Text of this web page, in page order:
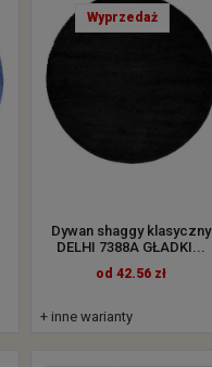
Wyprzedaż
Dywan shaggy klasyczny
DELHI 7388A GŁADKI...
od 42.56 zł
+ inne warianty